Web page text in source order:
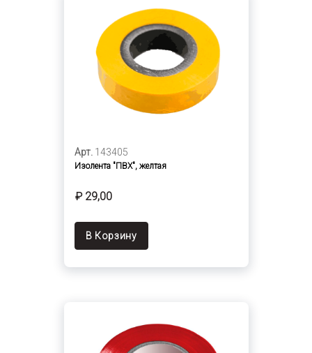
Арт. 143405
Изолента "ПВХ", желтая
₽ 29,00
В Корзину